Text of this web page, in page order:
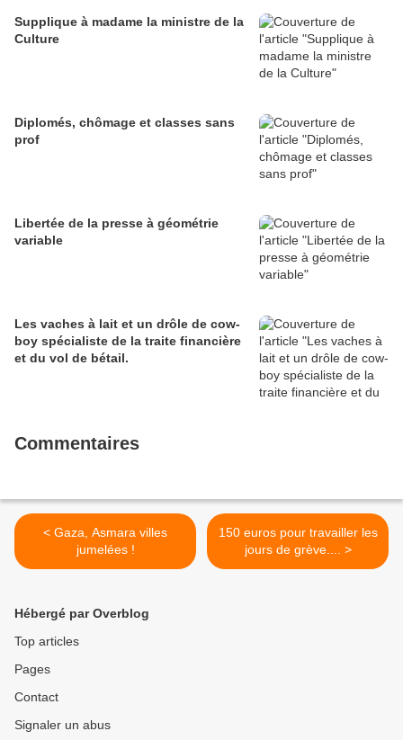
Supplique à madame la ministre de la
Culture
Diplomés, chômage et classes sans
prof
Libertée de la presse à géométrie
variable
Les vaches à lait et un drôle de cow-
boy spécialiste de la traite financière
et du vol de bétail.
Commentaires
< Gaza, Asmara villes
jumelées !
150 euros pour travailler les
jours de grève.... >
Hébergé par Overblog
Top articles
Pages
Contact
Signaler un abus